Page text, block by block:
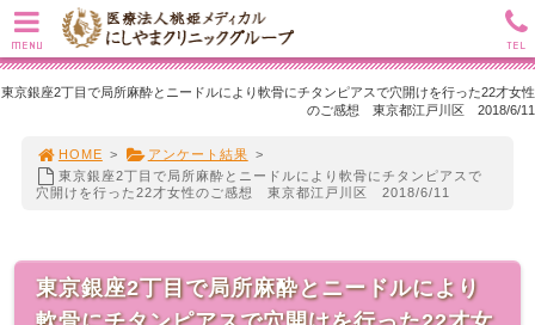
東京銀座2丁目で局所麻酔とニードルにより軟骨にチタンピアスで穴開けを行った22才女性
のご感想 東京都江戸川区 2018/6/11
HOME > アンケート結果 >
東京銀座2丁目で局所麻酔とニードルにより軟骨にチタンピアスで
穴開けを行った22才女性のご感想 東京都江戸川区 2018/6/11
東京銀座2丁目で局所麻酔とニードルにより
MENU TEL